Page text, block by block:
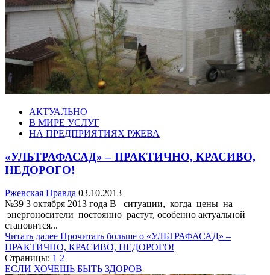
АКТУАЛЬНО
В МИРЕ УСЛУГ
НА ПРЕДПРИЯТИЯХ РЖЕВА
«УЛЬТРАФАСАД» – ПРАКТИЧНО, КРАСИВО,
НЕДОРОГО!
Ржевская Правда 03.10.2013
№39 3 октября 2013 года В ситуации, когда цены на
энергоносители постоянно растут, особенно актуальной
становится...
Читать далее Прочитать больше о «УЛЬТРАФАСАД» –
ПРАКТИЧНО, КРАСИВО, НЕДОРОГО!
Страницы: 1 2
ЕСЛИ ХОЧЕШЬ БЫТЬ ЗДОРОВ